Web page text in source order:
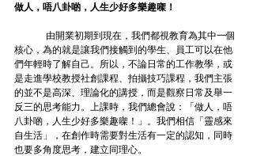
做人，唔八卦啲，人生少好多樂趣㗎！
核心，為的就是讓我們接觸到的學生、員工可以在他
們年輕時了解自己。所以，不論日常的工作教學，或
是走進學校教授社創課程、拍攝技巧課程，我們主張
的並不是高深、理論化的講授，而是觀察日常及舉一
反三的思考能力。上課時，我們總會說：「做人，唔
八卦啲，人生少好多樂趣㗎！」。我們相信「靈感來
自生活」，在創作時需要對生活有一定的認知，同時
也要多角度思考，建立同理心。